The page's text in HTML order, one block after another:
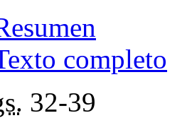
completo
32-39